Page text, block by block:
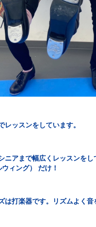
レッスンをしています。
ニアまで幅広くレッスンを
ィング） だけ！
は打楽器です。リズムよく音